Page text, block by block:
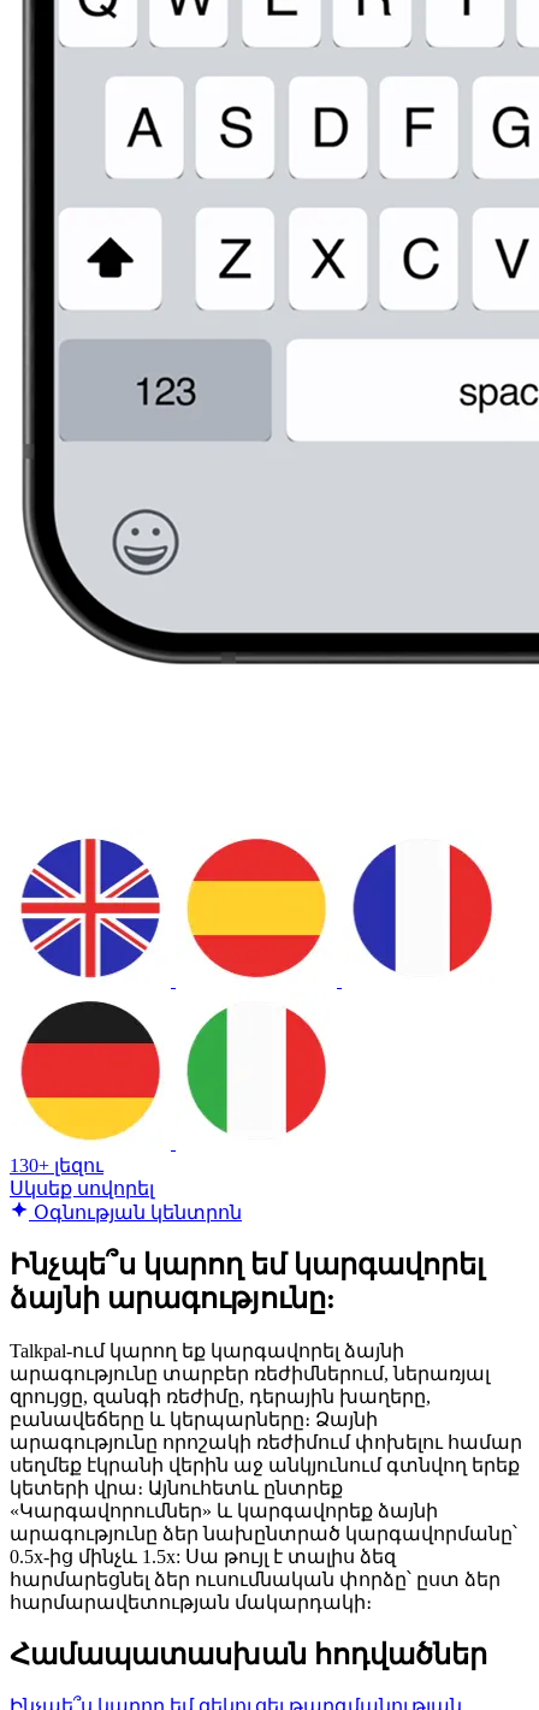
130+ լեզու
Սկսեք սովորել
Օգնության կենտրոն
Ինչպե՞ս կարող եմ կարգավորել
ձայնի արագությունը:
Talkpal-ում կարող եք կարգավորել ձայնի
արագությունը տարբեր ռեժիմներում, ներառյալ
զրույցը, զանգի ռեժիմը, դերային խաղերը,
բանավեճերը և կերպարները։ Ձայնի
արագությունը որոշակի ռեժիմում փոխելու համար
սեղմեք էկրանի վերին աջ անկյունում գտնվող երեք
կետերի վրա։ Այնուհետև ընտրեք
«Կարգավորումներ» և կարգավորեք ձայնի
արագությունը ձեր նախընտրած կարգավորմանը՝
0.5x-ից մինչև 1.5x: Սա թույլ է տալիս ձեզ
հարմարեցնել ձեր ուսումնական փորձը՝ ըստ ձեր
հարմարավետության մակարդակի։
Համապատասխան հոդվածներ